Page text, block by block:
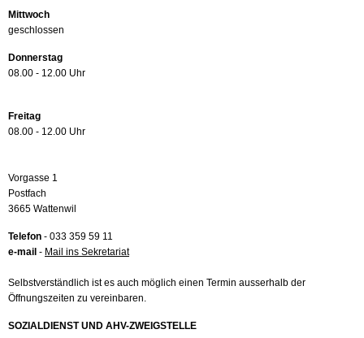
Mittwoch
geschlossen
Donnerstag
08.00 - 12.00 Uhr
Freitag
08.00 - 12.00 Uhr
Vorgasse 1
Postfach
3665 Wattenwil
Telefon - 033 359 59 11
e-mail - Mail ins Sekretariat
Selbstverständlich ist es auch möglich einen Termin ausserhalb der
Öffnungszeiten zu vereinbaren.
SOZIALDIENST UND AHV-ZWEIGSTELLE